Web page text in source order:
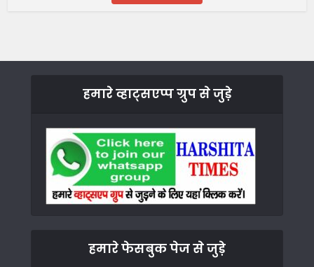
हमारे व्हाट्सएप्प ग्रुप से जुड़े
हमारे फेसबुक पेज से जुड़े